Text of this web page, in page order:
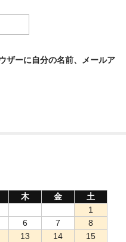
ザーに自分の名前、メールア
木 金
土
1
6 7
8
13 14
15